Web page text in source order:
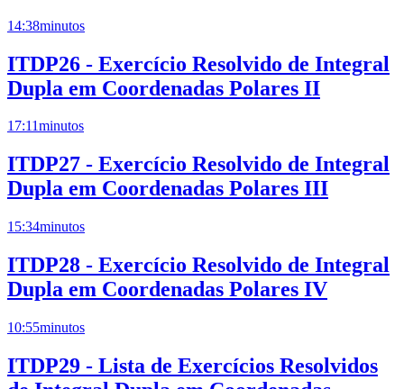
14:38minutos
ITDP26 - Exercício Resolvido de Integral
Dupla em Coordenadas Polares II
17:11minutos
ITDP27 - Exercício Resolvido de Integral
Dupla em Coordenadas Polares III
15:34minutos
ITDP28 - Exercício Resolvido de Integral
Dupla em Coordenadas Polares IV
10:55minutos
ITDP29 - Lista de Exercícios Resolvidos